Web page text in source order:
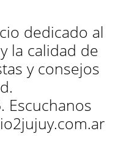
dedicado al
la calidad de
y consejos
Escuchanos